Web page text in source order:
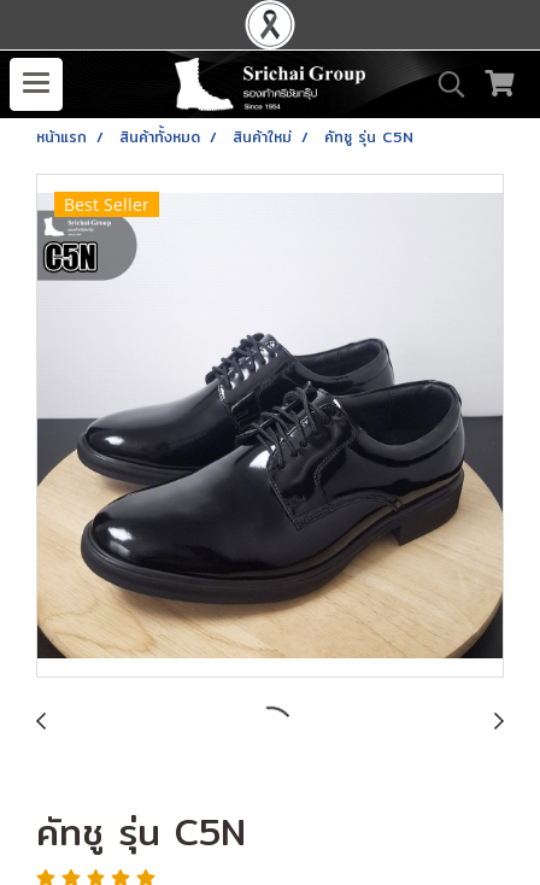
หน้าแรก สินค้าทั้งหมด สินค้าใหม่ คัทชู รุ่น C5N
Best Seller
คัทชู รุ่น C5N